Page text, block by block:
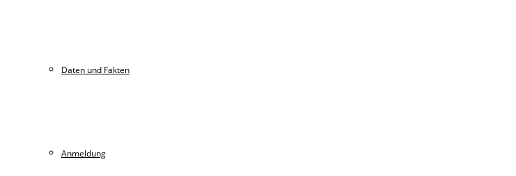
Daten und Fakten
Anmeldung